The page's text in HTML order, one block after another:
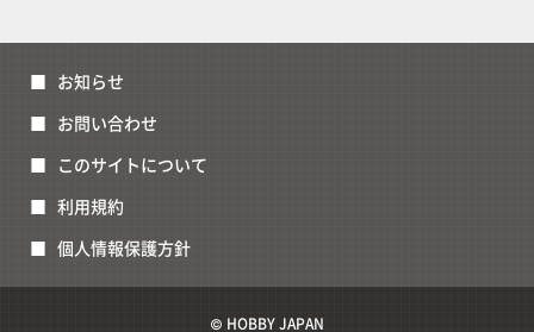
お知らせ
お問い合わせ
このサイトについて
利用規約
個人情報保護方針
© HOBBY JAPAN